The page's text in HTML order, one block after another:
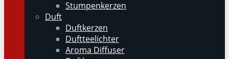
Stumpenkerzen
Duft
Duftkerzen
Duftteelichter
Aroma Diffuser